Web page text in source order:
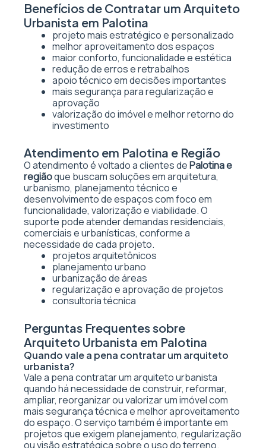
Benefícios de Contratar um Arquiteto
Urbanista em Palotina
projeto mais estratégico e personalizado
melhor aproveitamento dos espaços
maior conforto, funcionalidade e estética
redução de erros e retrabalhos
apoio técnico em decisões importantes
mais segurança para regularização e
aprovação
valorização do imóvel e melhor retorno do
investimento
Atendimento em Palotina e Região
O atendimento é voltado a clientes dePalotina e
regiãoque buscam soluções em arquitetura,
urbanismo, planejamento técnico e
desenvolvimento de espaços com foco em
funcionalidade, valorização e viabilidade. O
suporte pode atender demandas residenciais,
comerciais e urbanísticas, conforme a
necessidade de cada projeto.
projetos arquitetônicos
planejamento urbano
urbanização de áreas
regularização e aprovação de projetos
consultoria técnica
Perguntas Frequentes sobre
Arquiteto Urbanista em Palotina
Quando vale a pena contratar um arquiteto
urbanista?
Vale a pena contratar um arquiteto urbanista
quando há necessidade de construir, reformar,
ampliar, reorganizar ou valorizar um imóvel com
mais segurança técnica e melhor aproveitamento
do espaço. O serviço também é importante em
projetos que exigem planejamento, regularização
ou visão estratégica sobre o uso do terreno.